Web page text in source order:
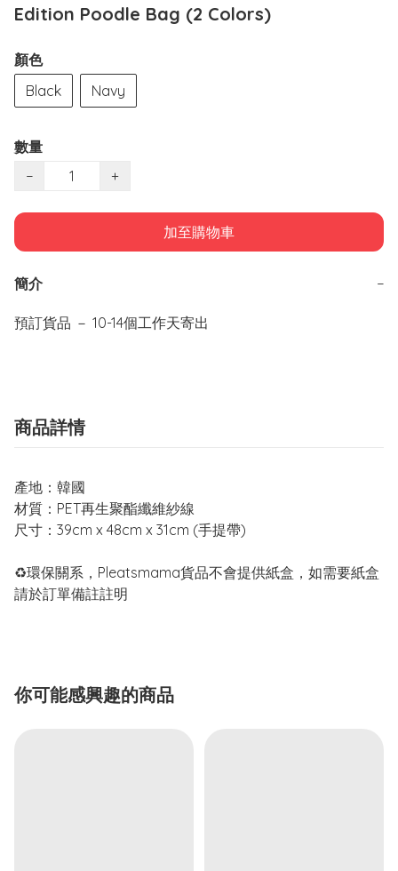
Edition Poodle Bag (2 Colors)
顏色
Black
Navy
數量
−
+
加至購物車
簡介 −
預訂貨品 － 10-14個工作天寄出
商品詳情
產地：韓國
材質：PET再生聚酯纖維紗線
尺寸：39cm x 48cm x 31cm (手提帶)
♻️環保關系，Pleatsmama貨品不會提供紙盒，如需要紙盒
請於訂單備註註明
你可能感興趣的商品